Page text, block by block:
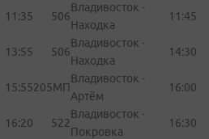
11:35 506
Владивосток -
Находка
11:45
13:55 506
Владивосток -
Находка
14:30
15:55205МП
Владивосток -
Артём
16:00
16:20 522
Владивосток -
Покровка
16:30